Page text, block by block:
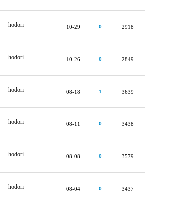
hodori 10-29 0 2918
hodori 10-26 0 2849
hodori 08-18 1 3639
hodori 08-11 0 3438
hodori 08-08 0 3579
hodori 08-04 0 3437